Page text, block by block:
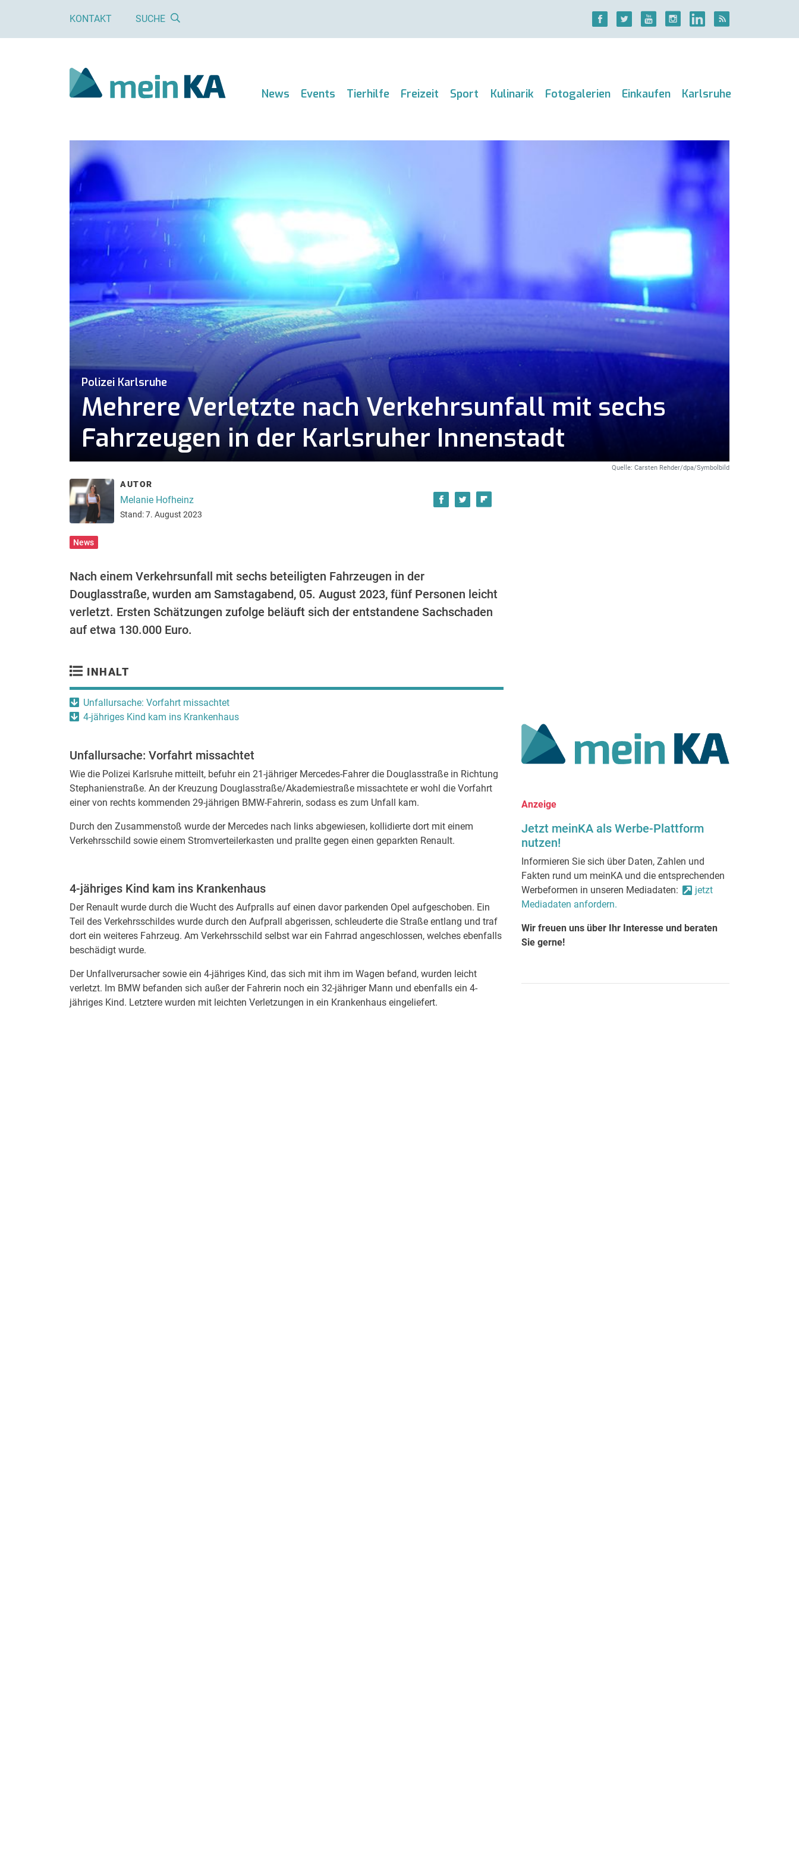
KONTAKT SUCHE
News Events Tierhilfe Freizeit Sport Kulinarik Fotogalerien Einkaufen Karlsruhe
Polizei Karlsruhe
Mehrere Verletzte nach Verkehrsunfall mit sechs
Fahrzeugen in der Karlsruher Innenstadt
Quelle: Carsten Rehder/dpa/Symbolbild
AUTOR
Melanie Hofheinz
Stand: 7. August 2023
News
Nach einem Verkehrsunfall mit sechs beteiligten Fahrzeugen in der
Douglasstraße, wurden am Samstagabend, 05. August 2023, fünf Personen leicht
verletzt. Ersten Schätzungen zufolge beläuft sich der entstandene Sachschaden
auf etwa 130.000 Euro.
INHALT
Unfallursache: Vorfahrt missachtet
4-jähriges Kind kam ins Krankenhaus
Unfallursache: Vorfahrt missachtet
Wie die Polizei Karlsruhe mitteilt, befuhr ein 21-jähriger Mercedes-Fahrer die Douglasstraße in Richtung
Stephanienstraße. An der Kreuzung Douglasstraße/Akademiestraße missachtete er wohl die Vorfahrt
einer von rechts kommenden 29-jährigen BMW-Fahrerin, sodass es zum Unfall kam.
Durch den Zusammenstoß wurde der Mercedes nach links abgewiesen, kollidierte dort mit einem
Verkehrsschild sowie einem Stromverteilerkasten und prallte gegen einen geparkten Renault.
4-jähriges Kind kam ins Krankenhaus
Der Renault wurde durch die Wucht des Aufpralls auf einen davor parkenden Opel aufgeschoben. Ein
Teil des Verkehrsschildes wurde durch den Aufprall abgerissen, schleuderte die Straße entlang und traf
dort ein weiteres Fahrzeug. Am Verkehrsschild selbst war ein Fahrrad angeschlossen, welches ebenfalls
beschädigt wurde.
Der Unfallverursacher sowie ein 4-jähriges Kind, das sich mit ihm im Wagen befand, wurden leicht
verletzt. Im BMW befanden sich außer der Fahrerin noch ein 32-jähriger Mann und ebenfalls ein 4-
jähriges Kind. Letztere wurden mit leichten Verletzungen in ein Krankenhaus eingeliefert.
Anzeige
Jetzt meinKA als Werbe-Plattform
nutzen!
Informieren Sie sich über Daten, Zahlen und
Fakten rund um meinKA und die entsprechenden
Werbeformen in unseren Mediadaten:
jetzt
Mediadaten anfordern.
Wir freuen uns über Ihr Interesse und beraten
Sie gerne!